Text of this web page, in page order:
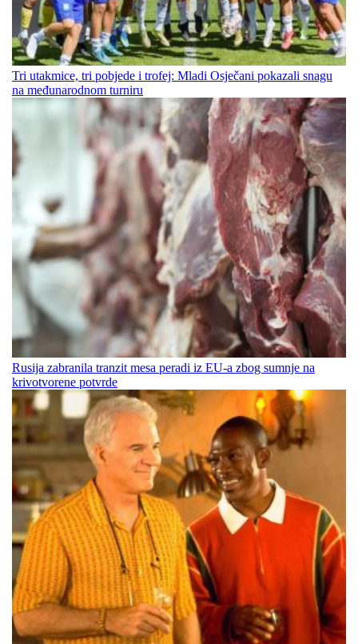
Tri utakmice, tri pobjede i trofej: Mladi Osječani pokazali snagu
na međunarodnom turniru
Rusija zabranila tranzit mesa peradi iz EU-a zbog sumnje na
krivotvorene potvrde